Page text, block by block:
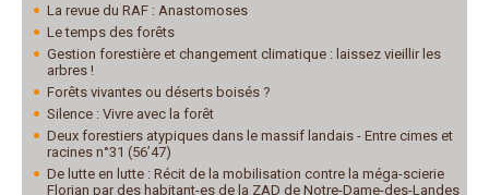
La revue du RAF : Anastomoses
Le temps des forêts
Gestion forestière et changement climatique : laissez vieillir les
arbres !
Forêts vivantes ou déserts boisés ?
Silence : Vivre avec la forêt
Deux forestiers atypiques dans le massif landais - Entre cimes et
racines n°31 (56’47)
De lutte en lutte : Récit de la mobilisation contre la méga-scierie
Florian par des habitant-es de la ZAD de Notre-Dame-des-Landes